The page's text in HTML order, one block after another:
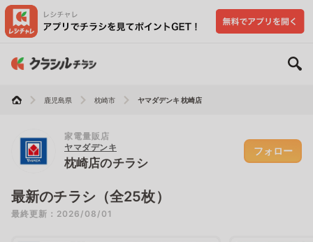
鹿児島県 枕崎市 ヤマダデンキ 枕崎店
家電量販店
ヤマダデンキ
枕崎店のチラシ
フォロー
最新のチラシ（全25枚）
最終更新：2026/08/01